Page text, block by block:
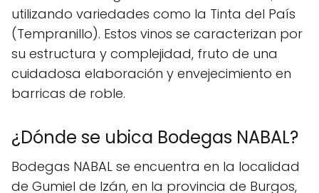
utilizando variedades como la Tinta del País
(Tempranillo). Estos vinos se caracterizan por
su estructura y complejidad, fruto de una
cuidadosa elaboración y envejecimiento en
barricas de roble.
¿Dónde se ubica Bodegas NABAL?
Bodegas NABAL se encuentra en la localidad
de Gumiel de Izán, en la provincia de Burgos,